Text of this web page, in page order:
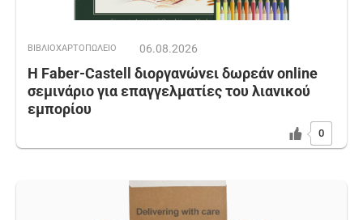
ΒΙΒΛΙΟΧΑΡΤΟΠΩΛΕΙΟ 06.08.2026
Η Faber-Castell διοργανώνει δωρεάν online
σεμινάριο για επαγγελματίες του λιανικού
εμπορίου
0